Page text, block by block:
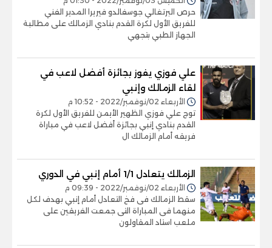
حرص البرتغالي جوسفالدو فيريرا المدير الفني
للفريق الأول لكرة القدم بنادي الزمالك على مطالبة
الجهاز الطبي بتجهي
علي فوزي يفوز بجائزة أفضل لاعب في
لقاء الزمالك وإنبي
الأربعاء 02/نوفمبر/2022 - 10:52 م
توج علي فوزي الظهير الأيمن للفريق الأول لكرة
القدم بنادي إنبي بجائزة أفضل لاعب في مباراة
فريقه أمام الزمالك ال
الزمالك يتعادل 1/1 أمام إنبي في الدوري
الأربعاء 02/نوفمبر/2022 - 09:39 م
سقط الزمالك فى فخ التعادل أمام إنبي بهدف لكل
منهما فى المباراة التى جمعت الفريقين على
ملعب استاد المقاولون